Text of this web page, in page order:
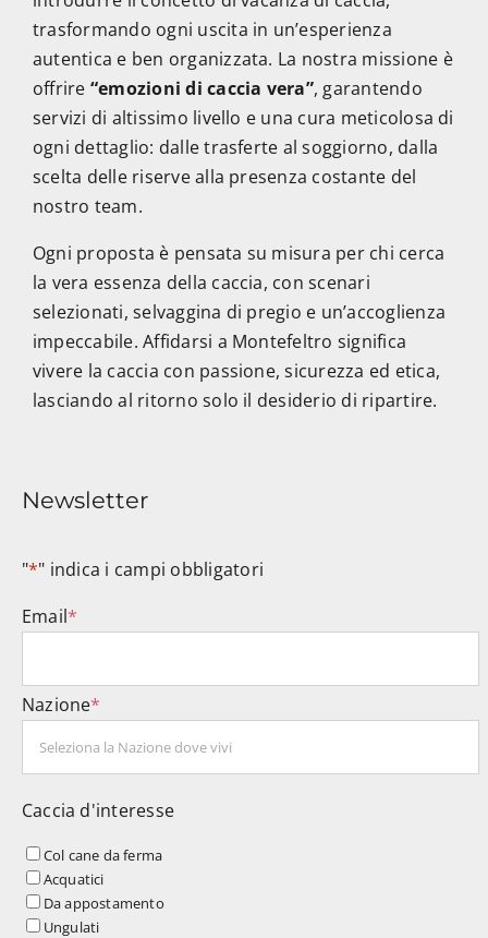
trasformando ogni uscita in un’esperienza
autentica e ben organizzata. La nostra missione è
offrire “emozioni di caccia vera”, garantendo
servizi di altissimo livello e una cura meticolosa di
ogni dettaglio: dalle trasferte al soggiorno, dalla
scelta delle riserve alla presenza costante del
nostro team.
Ogni proposta è pensata su misura per chi cerca
la vera essenza della caccia, con scenari
selezionati, selvaggina di pregio e un’accoglienza
impeccabile. Affidarsi a Montefeltro significa
vivere la caccia con passione, sicurezza ed etica,
lasciando al ritorno solo il desiderio di ripartire.
Newsletter
"*" indica i campi obbligatori
Email*
Nazione*
Caccia d'interesse
Col cane da ferma
Acquatici
Da appostamento
Ungulati